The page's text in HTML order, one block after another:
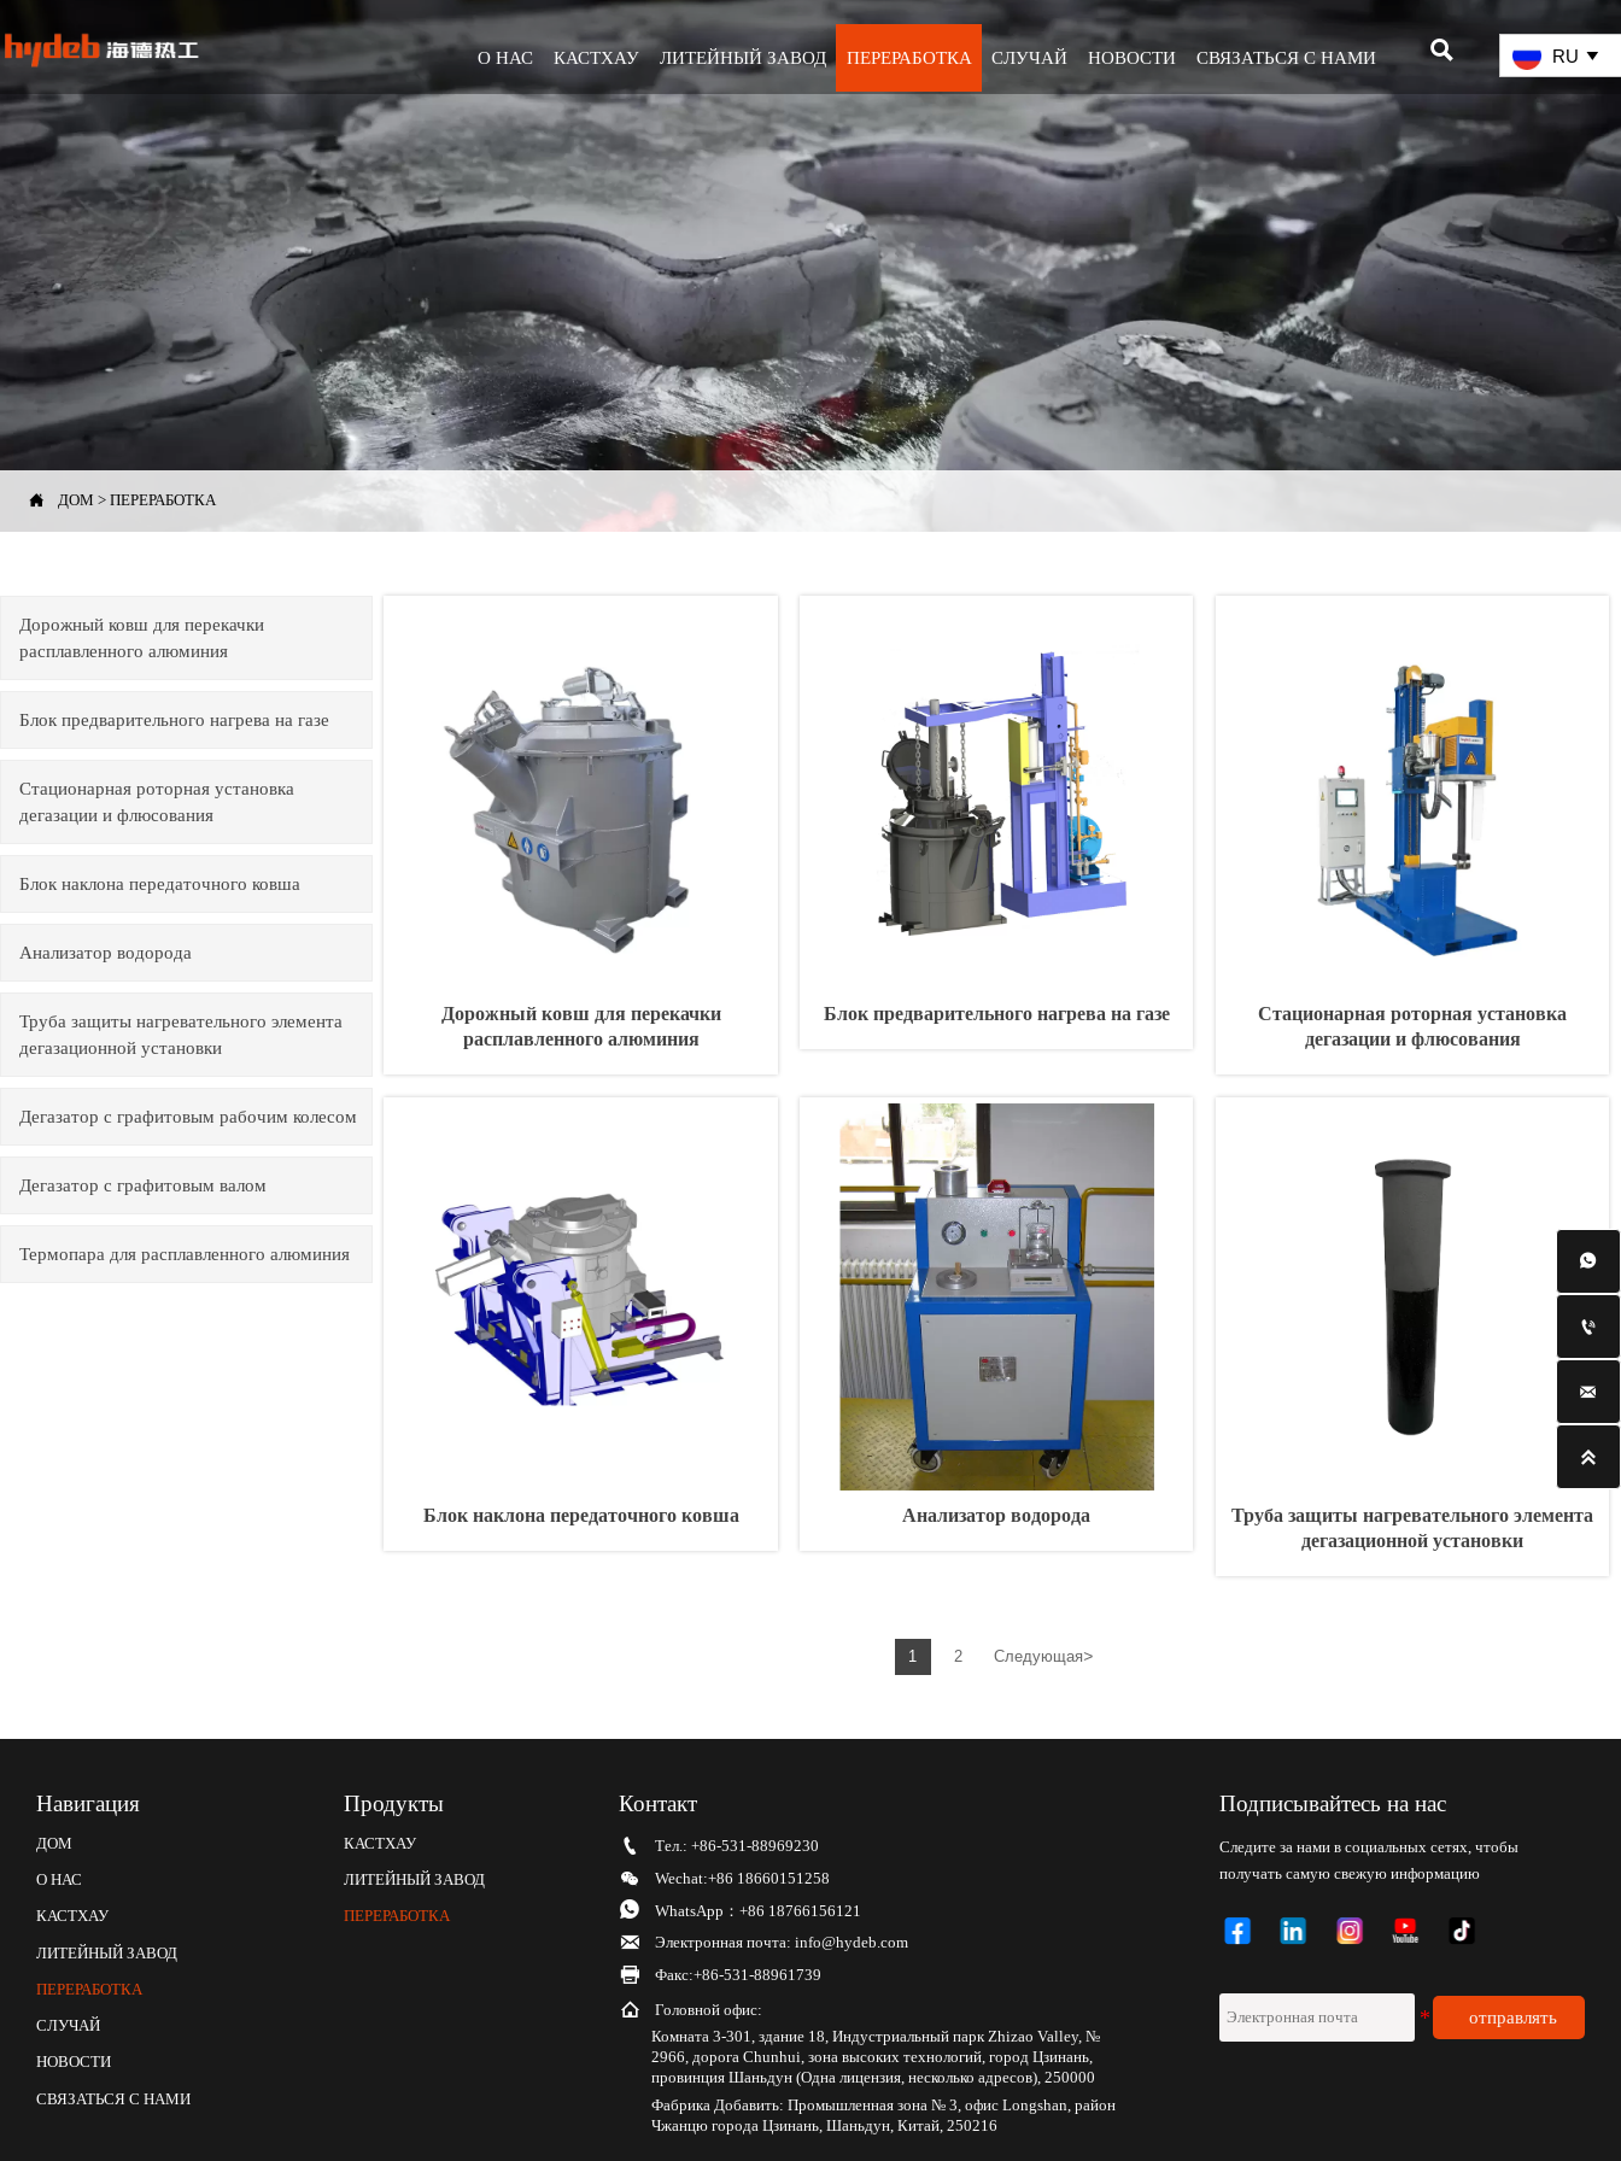
О НАС КАСТХАУ ЛИТЕЙНЫЙ ЗАВОД ПЕРЕРАБОТКА СЛУЧАЙ НОВОСТИ СВЯЗАТЬСЯ С НАМИ  RU 
 ДОМ >ПЕРЕРАБОТКА
Дорожный ковш для перекачки
расплавленного алюминия
Блок предварительного нагрева на газе
Стационарная роторная установка
дегазации и флюсования
Блок наклона передаточного ковша
Анализатор водорода
Труба защиты нагревательного элемента
дегазационной установки
Дегазатор с графитовым рабочим колесом
Дегазатор с графитовым валом
Термопара для расплавленного алюминия
Дорожный ковш для перекачки
расплавленного алюминия
Блок предварительного нагрева на газе
Стационарная роторная установка
дегазации и флюсования
Блок наклона передаточного ковша Анализатор водорода
Труба защиты нагревательного элемента
дегазационной установки
1 2 Следующая>
Навигация
ДОМ
О НАС
КАСТХАУ
ЛИТЕЙНЫЙ ЗАВОД
ПЕРЕРАБОТКА
СЛУЧАЙ
НОВОСТИ
СВЯЗАТЬСЯ С НАМИ
Продукты
КАСТХАУ
ЛИТЕЙНЫЙ ЗАВОД
ПЕРЕРАБОТКА
Контакт
 Тел.: +86-531-88969230
 Wechat:+86 18660151258
 WhatsApp：+86 18766156121
 Электронная почта: info@hydeb.com
 Факс:+86-531-88961739

Головной офис:
Комната 3-301, здание 18, Индустриальный парк Zhizao Valley, №
2966, дорога Chunhui, зона высоких технологий, город Цзинань,
провинция Шаньдун (Одна лицензия, несколько адресов), 250000
Фабрика Добавить: Промышленная зона № 3, офис Longshan, район
Чжанцю города Цзинань, Шаньдун, Китай, 250216
Подписывайтесь на нас
Следите за нами в социальных сетях, чтобы
получать самую свежую информацию
отправлять



